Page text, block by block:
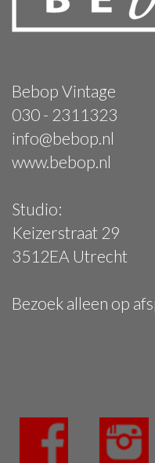
Bebop Vintage
030 - 2311323
info@bebop.nl
www.bebop.nl
Studio:
Keizerstraat 29
3512EA Utrecht
Bezoek alleen op